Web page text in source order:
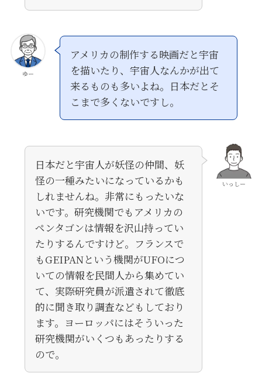
ゆー
アメリカの制作する映画だと宇宙
を描いたり、宇宙人なんかが出て
来るものも多いよね。日本だとそ
こまで多くないですし。
いっしー
日本だと宇宙人が妖怪の仲間、妖
怪の一種みたいになっているかも
しれませんね。非常にもったいな
いです。研究機関でもアメリカの
ペンタゴンは情報を沢山持ってい
たりするんですけど。フランスで
もGEIPANという機関がUFOにつ
いての情報を民間人から集めてい
て、実際研究員が派遣されて徹底
的に聞き取り調査などもしており
ます。ヨーロッパにはそういった
研究機関がいくつもあったりする
ので。